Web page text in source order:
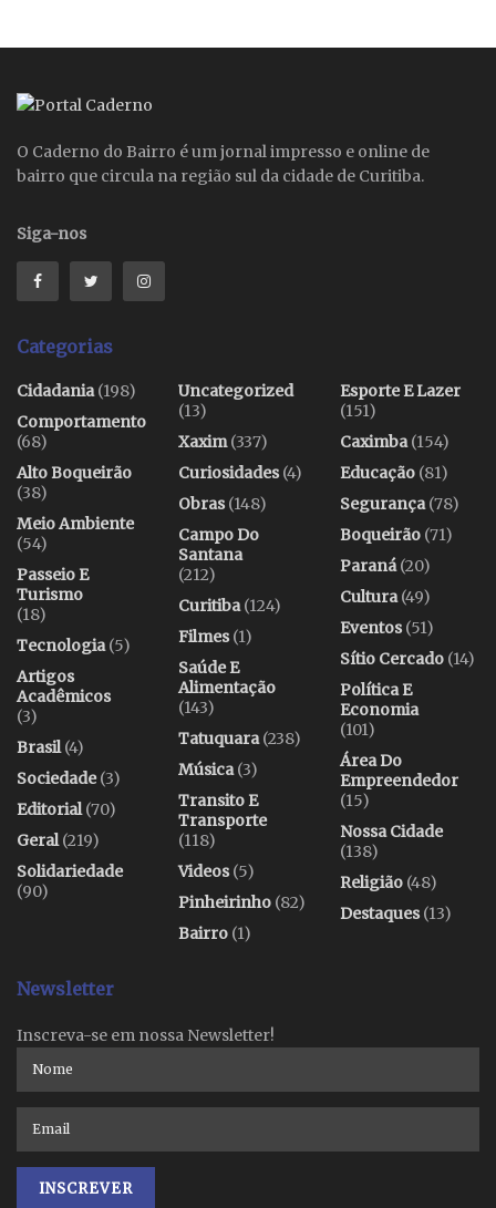
O Caderno do Bairro é um jornal impresso e online de
bairro que circula na região sul da cidade de Curitiba.
Siga-nos
Categorias
Cidadania(198)
Comportamento
(68)
Alto Boqueirão
(38)
Meio Ambiente
(54)
Passeio E
Turismo
(18)
Tecnologia(5)
Artigos
Acadêmicos
(3)
Brasil(4)
Sociedade(3)
Editorial(70)
Geral(219)
Solidariedade
(90)
Uncategorized
(13)
Xaxim(337)
Curiosidades(4)
Obras(148)
Campo Do
Santana
(212)
Curitiba(124)
Filmes(1)
Saúde E
Alimentação
(143)
Tatuquara(238)
Música(3)
Transito E
Transporte
(118)
Videos(5)
Pinheirinho (82)
Bairro (1)
Esporte E Lazer
(151)
Caximba(154)
Educação (81)
Segurança(78)
Boqueirão (71)
Paraná(20)
Cultura(49)
Eventos(51)
Sítio Cercado (14)
Política E
Economia
(101)
Área Do
Empreendedor
(15)
Nossa Cidade
(138)
Religião (48)
Destaques(13)
Newsletter
Inscreva-se em nossa Newsletter!